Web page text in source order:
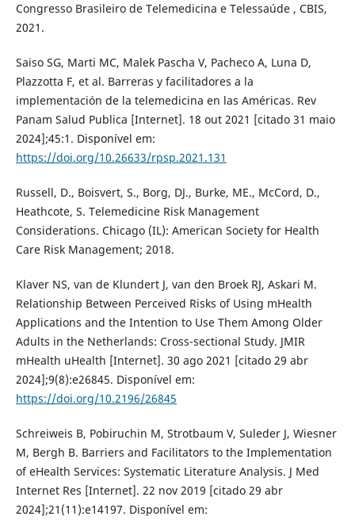
Congresso Brasileiro de Telemedicina e Telessaúde , CBIS,
2021.
Saiso SG, Marti MC, Malek Pascha V, Pacheco A, Luna D,
Plazzotta F, et al. Barreras y facilitadores a la
implementación de la telemedicina en las Américas. Rev
Panam Salud Publica [Internet]. 18 out 2021 [citado 31 maio
2024];45:1. Disponível em:
https://doi.org/10.26633/rpsp.2021.131
Russell, D., Boisvert, S., Borg, DJ., Burke, ME., McCord, D.,
Heathcote, S. Telemedicine Risk Management
Considerations. Chicago (IL): American Society for Health
Care Risk Management; 2018.
Klaver NS, van de Klundert J, van den Broek RJ, Askari M.
Relationship Between Perceived Risks of Using mHealth
Applications and the Intention to Use Them Among Older
Adults in the Netherlands: Cross-sectional Study. JMIR
mHealth uHealth [Internet]. 30 ago 2021 [citado 29 abr
2024];9(8):e26845. Disponível em:
https://doi.org/10.2196/26845
Schreiweis B, Pobiruchin M, Strotbaum V, Suleder J, Wiesner
M, Bergh B. Barriers and Facilitators to the Implementation
of eHealth Services: Systematic Literature Analysis. J Med
Internet Res [Internet]. 22 nov 2019 [citado 29 abr
2024];21(11):e14197. Disponível em: